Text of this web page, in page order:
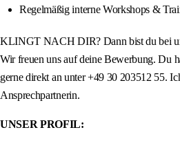
Regelmäßig interne Workshops &
KLINGT NACH DIR? Dann bist du bei
Wir freuen uns auf deine Bewerbung. Du
gerne direkt an unter +49 30 203512 55.
Ansprechpartnerin.
UNSER PROFIL: